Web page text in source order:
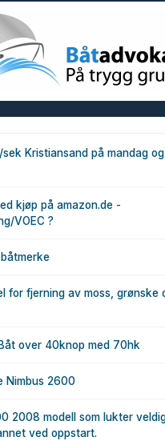
Kristiansand på mandag
kjøp på amazon.de -
VOEC ?
for fjerning av moss, grønske
over 40knop med 70hk
Nimbus 2600
2008 modell som lukter
ved oppstart.